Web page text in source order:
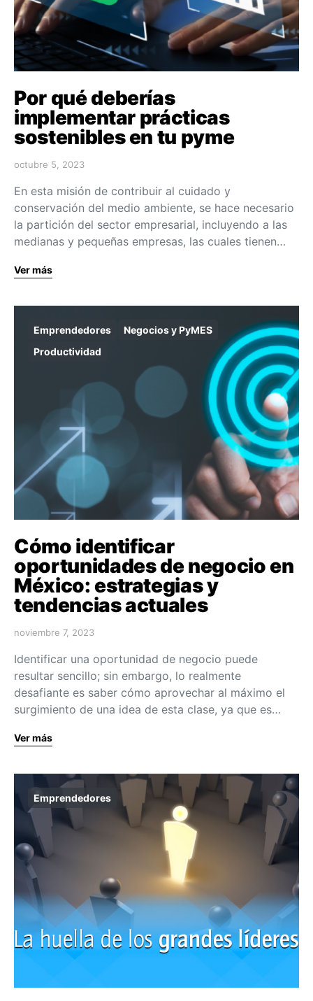
Por qué deberías
implementar prácticas
sostenibles en tu pyme
octubre 5, 2023
En esta misión de contribuir al cuidado y
conservación del medio ambiente, se hace necesario
la partición del sector empresarial, incluyendo a las
medianas y pequeñas empresas, las cuales tienen…
Ver más
Emprendedores
Negocios y PyMES
Productividad
Cómo identificar
oportunidades de negocio en
México: estrategias y
tendencias actuales
noviembre 7, 2023
Identificar una oportunidad de negocio puede
resultar sencillo; sin embargo, lo realmente
desafiante es saber cómo aprovechar al máximo el
surgimiento de una idea de esta clase, ya que es…
Ver más
Emprendedores